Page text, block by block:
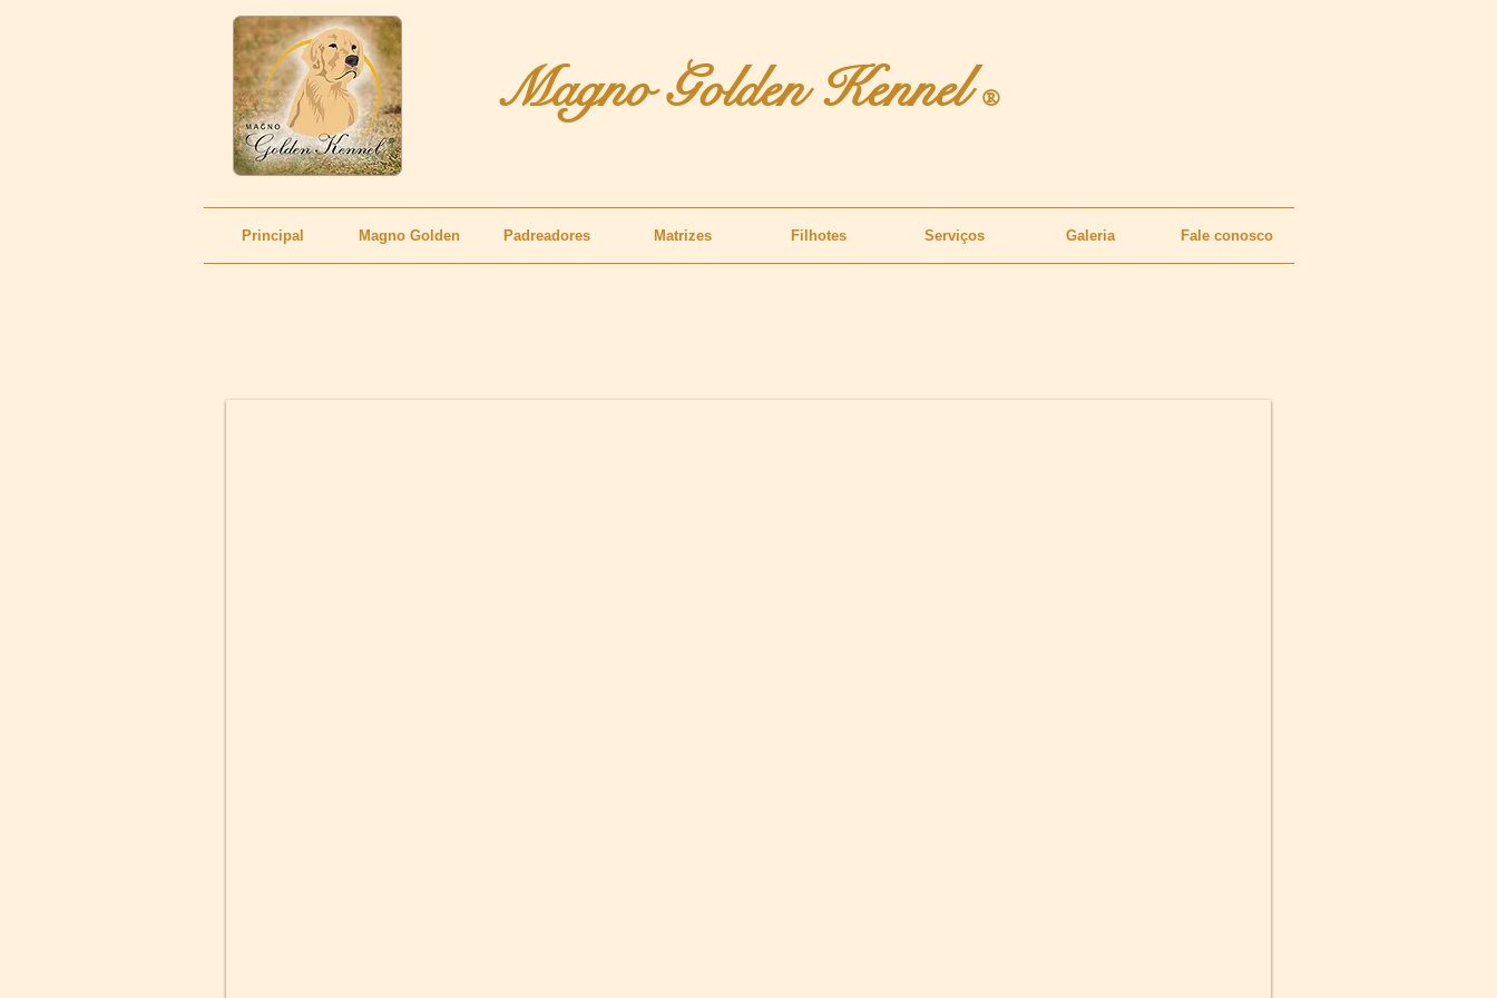
Magno Golden Kennel®
Principal Magno Golden Padreadores Matrizes Filhotes Serviços Galeria Fale conosco